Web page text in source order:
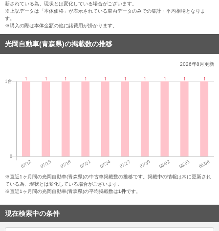
新されている為、現状とは変化している場合がございます。
※上記データは「本体価格」が表示されている車両データのみでの集計・平均相場となりま
す。
※購入の際は本体金額の他に諸費用が掛かります。
光岡自動車(青森県)の掲載数の推移
2026年8月更新
※直近1ヶ月間の光岡自動車(青森県)の中古車掲載数の推移です。掲載中の情報は常に更新され
ている為、現状とは変化している場合がございます。
※直近1ヶ月間の光岡自動車(青森県)の平均掲載数は1件です。
現在検索中の条件